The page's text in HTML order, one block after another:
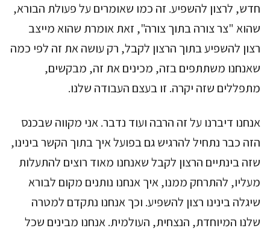
חדש, לרצון להשפיע. זה כמו שאומרים על פעולת הבורא,
שהוא "צר צורה בתוך צורה", זאת אומרת שהוא מייצב
רצון להשפיע בתוך הרצון לקבל, רק עושה את זה לפי כמה
שאנחנו משתתפים בזה, מכינים את זה, מבקשים,
מתפללים שזה יקרה. זו בעצם העבודה שלנו.
אנחנו דיברנו על זה הרבה ועוד נדבר. אני מקווה שבכנס
הזה כבר נתחיל להרגיש גם בפועל איך בתוך הקשר בינינו,
שזה בינתיים הרצון לקבל שאנחנו מאוד רוצים להתעלות
מעליו, להתרחק ממנו, איך אנחנו נותנים מקום לבורא
שיגלה בינינו רצון להשפיע. וכך אנחנו נתקדם למטרה
שלנו המיוחדת, הנצחית, העולמית. אנחנו מבינים שכל